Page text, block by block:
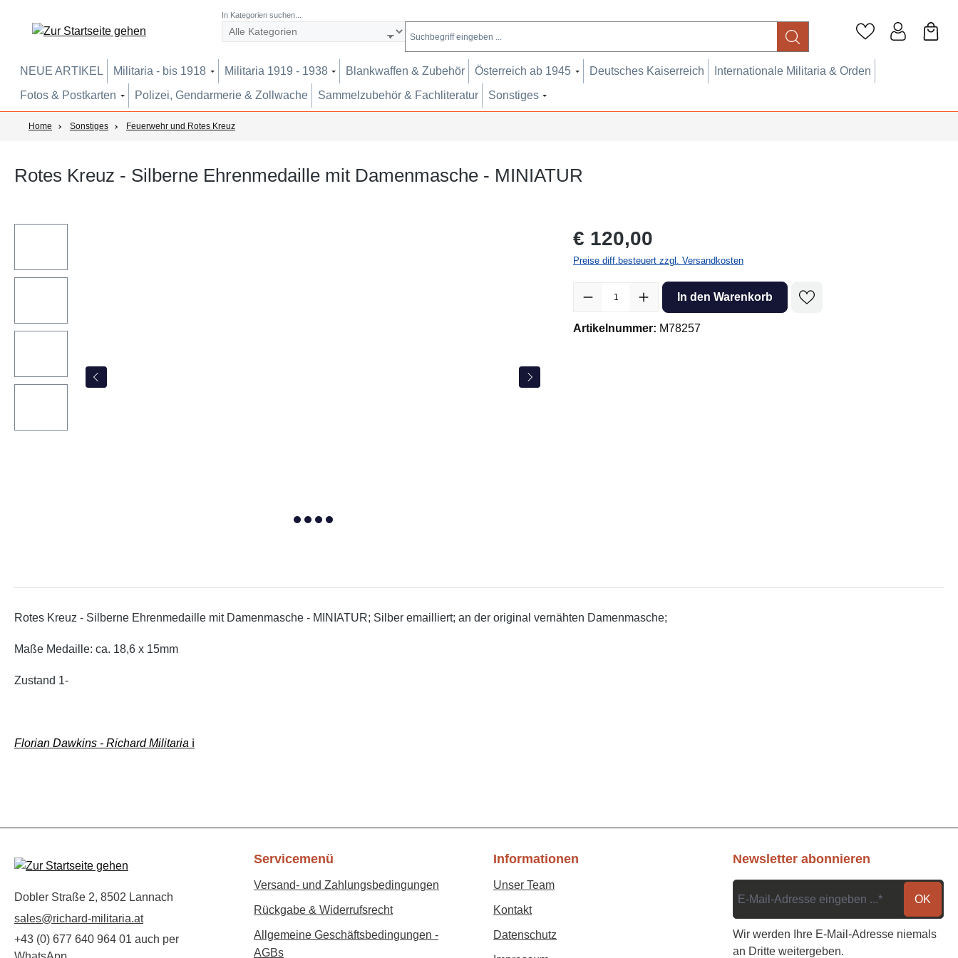
In Kategorien suchen...
NEUE ARTIKEL Militaria - bis 1918 Militaria 1919 - 1938 Blankwaffen & Zubehör Österreich ab 1945 Deutsches Kaiserreich
Internationale Militaria & Orden
Fotos & Postkarten
Polizei, Gendarmerie & Zollwache Sammelzubehör & Fachliteratur Sonstiges
Home Sonstiges Feuerwehr und Rotes Kreuz
Rotes Kreuz - Silberne Ehrenmedaille mit Damenmasche - MINIATUR
Regulärer Preis:
€ 120,00
Preise diff.besteuert zzgl. Versandkosten
Produkt Anzahl: Gib den gewünschten Wert ein oder benutze die Schaltflächen
In den Warenkorb
Artikelnummer: M78257
Rotes Kreuz - Silberne Ehrenmedaille mit Damenmasche - MINIATUR; Silber emailliert; an der original vernähten Damenmasche;
Maße Medaille: ca. 18,6 x 15mm
Zustand 1-
Florian Dawkins - Richard Militaria ℹ️
Dobler Straße 2, 8502 Lannach
sales@richard-militaria.at
+43 (0) 677 640 964 01 auch per
Servicemenü
Versand- und Zahlungsbedingungen
Rückgabe & Widerrufsrecht
Allgemeine Geschäftsbedingungen -
AGBs
Informationen
Unser Team
Kontakt
Datenschutz
Newsletter abonnieren
OK
Wir werden Ihre E-Mail-Adresse niemals
an Dritte weitergeben.